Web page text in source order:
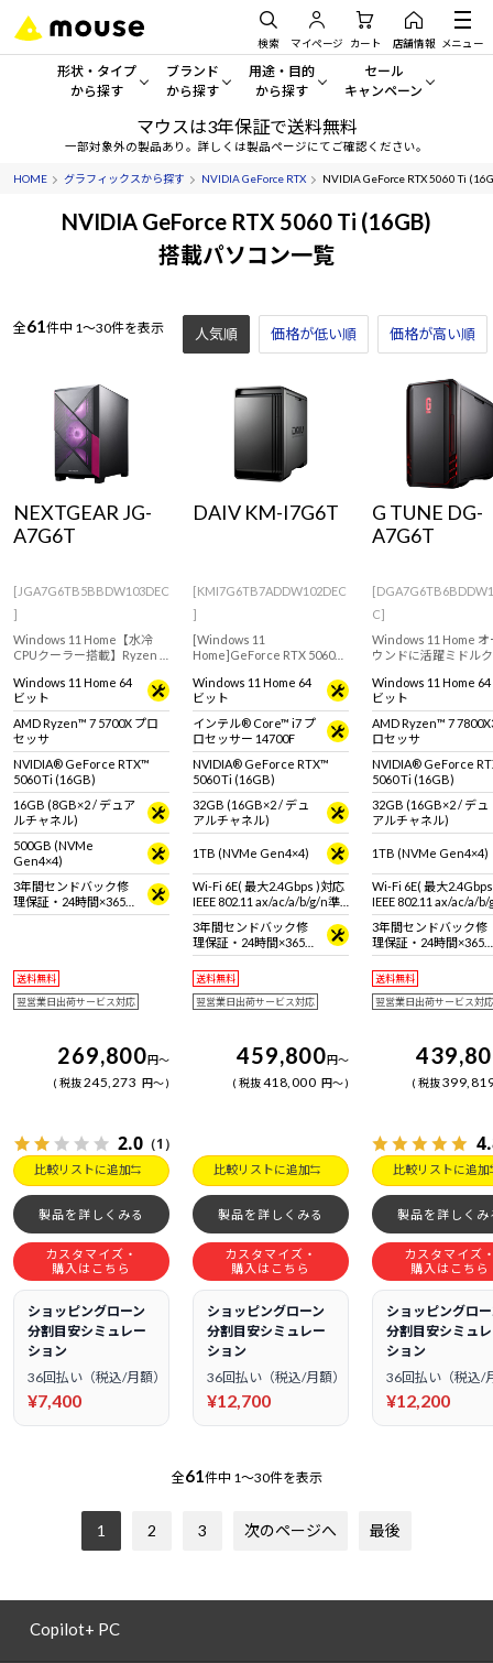
検索 マイページ カート 店舗情報 メニュー
形状・タイプ
から探す
形状・タイプから探す をすべてみる
デスクトップPC
ワークステーション
ディスプレイ
Windows 11| Copilot+ PC
ブランド
から探す
mouse
G TUNE
MousePro
Windows 11| Copilot+ PC
用途・目的
から探す
一般向けパソコン
ゲーミングPC・ゲーム向けパソコン
クリエイティブ向け
学習向けパソコン
スペック/パーツ別
AIおすすめパソコン
Windows 11|Copilot+ PC
セール
キャンペーン
セール・キャンペー
期間限定セール
おすすめ目玉パソコン
今イチオシのパソコンをピ
Copilot+ PC
マウスは3年保証で送料無料
一部対象外の製品あり。詳しくは製品ページにてご確認ください。
HOME グラフィックスから探す NVIDIA GeForce RTX NVIDIA GeForce RTX 5060 Ti
NVIDIA GeForce RTX 5060 Ti (16GB)
搭載パソコン一覧
全61 件中 1～30件を表示 人気順 価格が低い順 価格が高い順
NEXTGEAR JG-
A7G6T
[JGA7G6TB5BBDW103DEC
]
Windows 11 Home【水冷
CPUクーラー搭載】Ryzen 7
搭載のミニタワー型ゲーミ
ングデスクトップPC。
『Minecraft: Java &
Bedrock Edition for PC』付
属。
Windows 11 Home 64
ビット
AMD Ryzen™ 7 5700X プロ
セッサ
NVIDIA® GeForce RTX™
5060 Ti (16GB)
16GB (8GB×2 / デュア
ルチャネル)
500GB (NVMe
Gen4×4)
3年間センドバック修
理保証・24時間×365
日電話サポート
送料無料
翌営業日出荷サービス対応
269,800円～
税抜245,273 円～
2.0 （1）
比較リストに追加
製品を詳しくみる
カスタマイズ・
購入はこちら
ショッピングローン
分割目安シミュレー
ション
36回払い（税込/月額）
¥7,400
DAIV KM-I7G6T
[KMI7G6TB7ADDW102DEC
]
[Windows 11
Home]GeForce RTX 5060
画編集、VFX、AI画像生成に
おすすめなミニタワー型デ
スクトップPC
Windows 11 Home 64
ビット
インテル® Core™ i7 プ
ロセッサー 14700F
NVIDIA® GeForce RTX™
5060 Ti (16GB)
32GB (16GB×2 / デュ
アルチャネル)
1TB (NVMe Gen4×4)
Wi-Fi 6E( 最大2.4Gbps )対応
IEEE 802.11 ax/ac/a/b/g/n準
拠 ＋ Bluetooth 5内蔵
3年間センドバック修
理保証・24時間×365
日電話サポート
送料無料
翌営業日出荷サービス対応
459,800円～
税抜418,000 円～
比較リストに追加
製品を詳しくみる
カスタマイズ・
購入はこちら
ショッピングローン
分割目安シミュレー
ション
36回払い（税込/月額）
¥12,700
G TUNE DG-
A7G6T
C]
Windows 11 Home オ
ウンドに活躍ミドル
RTX 5060 Ti / 16GB &
7 7800X3D 搭載。 ※
タ・マウス・キーボ
別売りです。
Windows 11 Home 64
ビット
AMD Ryzen™ 7
ロセッサ
NVIDIA® GeForce
5060 Ti (16GB)
32GB (16GB×2 / デュ
アルチャネル)
1TB (NVMe Gen4×4)
Wi-Fi 6E( 最大
IEEE 802.11 ax/ac/a/
拠 ＋ Bluetooth 5内蔵
3年間センドバック修
理保証・24時間×365
日電話サポート
送料無料
翌営業日出荷サービス対応
税抜
比較リストに追加
製品を詳しくみ
カスタマイズ
購入はこちら
ショッピングロ
分割目安シミュ
ション
36回払い（税込/
¥12,200
全61件中 1～30件を表示
1 2 3 次のページへ 最後
Copilot+ PC